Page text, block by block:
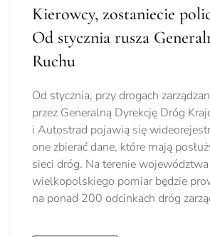
Kierowcy, zostaniecie
Od stycznia rusza
Ruchu
Od stycznia, przy drogach
przez Generalną Dyrekcję Dróg
i Autostrad pojawią się
one zbierać dane, które mają
sieci dróg. Na terenie województwa
wielkopolskiego pomiar będzie
na ponad 200 odcinkach dróg